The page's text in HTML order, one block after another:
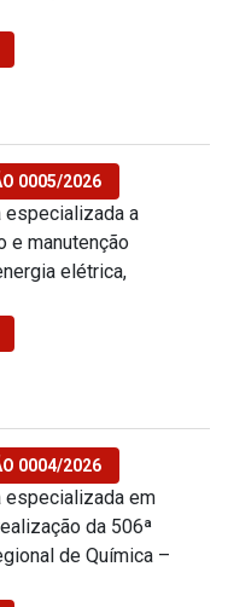
0005/2026
especializada a
e manutenção
elétrica,
0004/2026
especializada em
da 506ª
de Química –